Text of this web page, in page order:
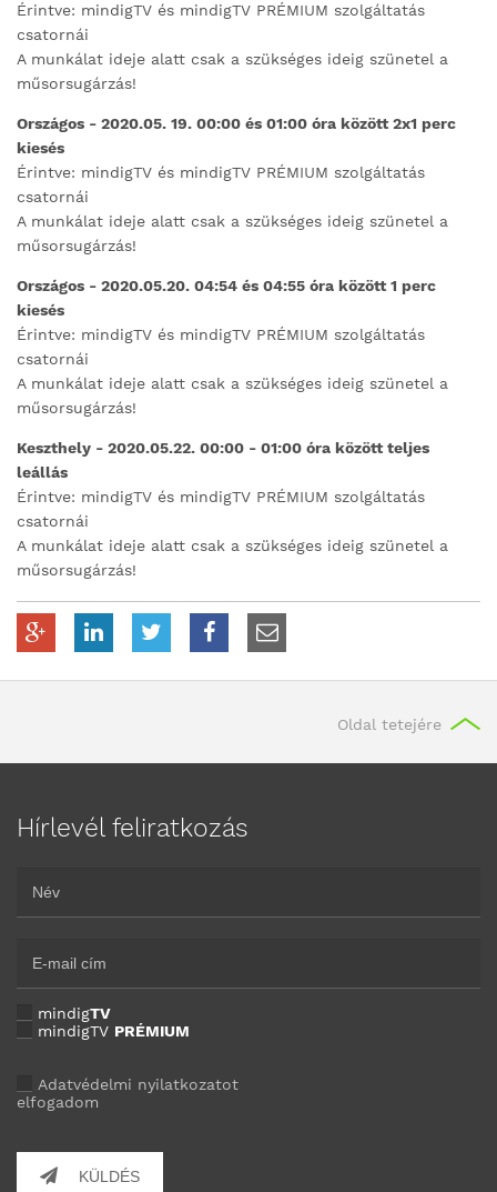
Érintve: mindigTV és mindigTV PRÉMIUM szolgáltatás
csatornái
A munkálat ideje alatt csak a szükséges ideig szünetel a
műsorsugárzás!
Országos - 2020.05. 19. 00:00 és 01:00 óra között 2x1 perc
kiesés
Érintve: mindigTV és mindigTV PRÉMIUM szolgáltatás
csatornái
A munkálat ideje alatt csak a szükséges ideig szünetel a
műsorsugárzás!
Országos - 2020.05.20. 04:54 és 04:55 óra között 1 perc
kiesés
Érintve: mindigTV és mindigTV PRÉMIUM szolgáltatás
csatornái
A munkálat ideje alatt csak a szükséges ideig szünetel a
műsorsugárzás!
Keszthely - 2020.05.22. 00:00 - 01:00 óra között teljes
leállás
Érintve: mindigTV és mindigTV PRÉMIUM szolgáltatás
csatornái
A munkálat ideje alatt csak a szükséges ideig szünetel a
műsorsugárzás!
Oldal tetejére
Hírlevél feliratkozás
mindigTV
mindigTV PRÉMIUM
Adatvédelmi nyilatkozatot
elfogadom
KÜLDÉS